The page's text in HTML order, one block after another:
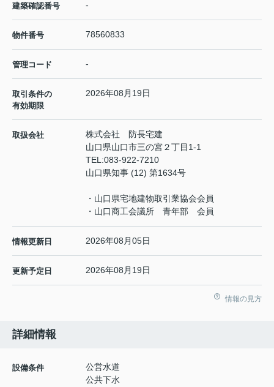
建築確認番号 -
物件番号 78560833
管理コード -
取引条件の
有効期限
2026年08月19日
取扱会社
株式会社 防長宅建
山口県山口市三の宮２丁目1-1
TEL:083-922-7210
山口県知事 (12) 第1634号
・山口県宅地建物取引業協会会員
・山口商工会議所 青年部 会員
情報更新日 2026年08月05日
更新予定日 2026年08月19日
情報の見方
詳細情報
設備条件
公営水道
公共下水